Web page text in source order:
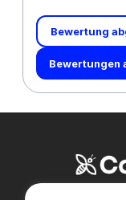
Bewertung
Bewertungen